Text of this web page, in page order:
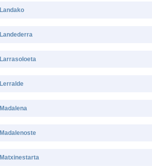
Landako
Landederra
Larrasoloeta
Lerralde
Madalena
Madalenoste
Matxinestarta